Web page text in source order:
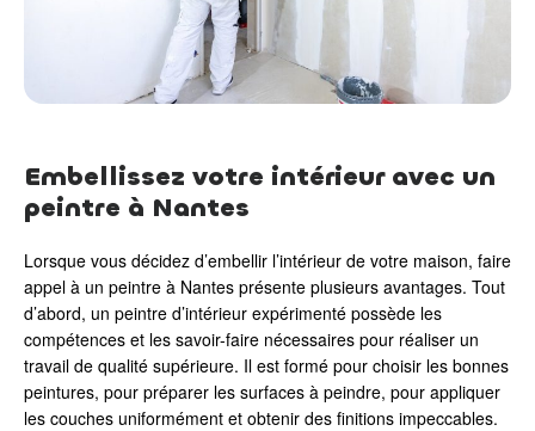
Embellissez votre intérieur avec un
peintre à Nantes
Lorsque vous décidez d’embellir l’intérieur de votre maison, faire
appel à un peintre à Nantes présente plusieurs avantages. Tout
d’abord, un peintre d’intérieur expérimenté possède les
compétences et les savoir-faire nécessaires pour réaliser un
travail de qualité supérieure. Il est formé pour choisir les bonnes
peintures, pour préparer les surfaces à peindre, pour appliquer
les couches uniformément et obtenir des finitions impeccables.